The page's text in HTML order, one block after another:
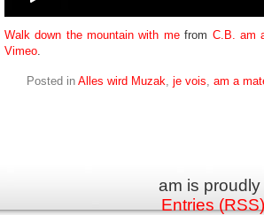
Walk down the mountain with mefrom C.B. am
Vimeo.
Posted in Alles wird Muzak, je vois, am a
am is
Entries (RSS)